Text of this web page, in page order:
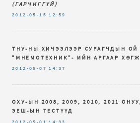
(ГАРЧИГГҮЙ)
2012-05-15 12:59
ТНУ-НЫ ХИЧЭЭЛЭЭР СУРАГЧДЫН ОЙ
"МНЕМОТЕХНИК"- ИЙН АРГААР
2012-05-07 14:37
ОХУ-ЫН 2008, 2009, 2010, 2011
ЭЕШ-ЫН ТЕСТҮҮД